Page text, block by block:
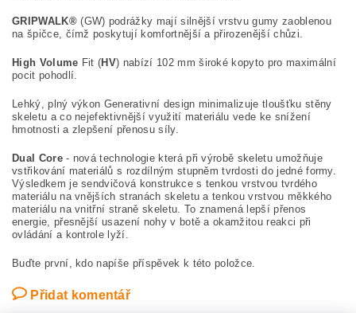
GRIPWALK®(GW) podrážky mají silnější vrstvu gumy zaoblenou
na špičce, čímž poskytují komfortnější a přirozenější chůzi.
High Volume Fit (HV) nabízí 102 mm široké kopyto pro maximální
pocit pohodlí.
Lehký, plný výkon Generativní design minimalizuje tloušťku stěny
skeletu a co nejefektivnější využití materiálu vede ke snížení
hmotnosti a zlepšení přenosu síly.
Dual Core- nová technologie která při výrobě skeletu umožňuje
vstřikování materiálů s rozdílným stupněm tvrdosti do jedné formy.
Výsledkem je sendvičová konstrukce s tenkou vrstvou tvrdého
materiálu na vnějších stranách skeletu a tenkou vrstvou měkkého
materiálu na vnitřní straně skeletu. To znamená lepší přenos
energie, přesnější usazení nohy v botě a okamžitou reakci při
ovládání a kontrole lyží.
Buďte první, kdo napíše příspěvek k této položce.
Přidat komentář